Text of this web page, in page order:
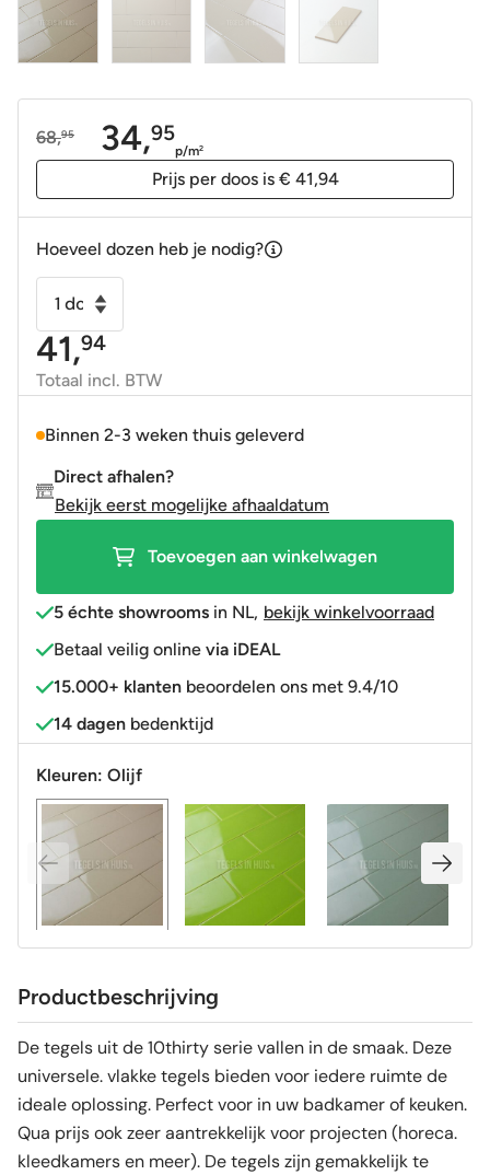
68,95
Oorspronkelijke
34,95
Huidige
p/m2
Prijs per doos is € 41,94
Hoeveel dozen heb je nodig?
10thirty
10x30
cm
olijf
glans
41,94
Totaal incl. BTW
Binnen 2-3 weken thuis geleverd
Direct afhalen?
Bekijk eerst mogelijke afhaaldatum
Toevoegen aan winkelwagen
5 échte showrooms in NL, bekijk winkelvoorraad
Betaal veilig online via iDEAL
15.000+ klanten beoordelen ons met 9.4/10
14 dagen bedenktijd
Kleuren: Olijf
Productbeschrijving
De tegels uit de 10thirty serie vallen in de smaak. Deze
universele. vlakke tegels bieden voor iedere ruimte de
ideale oplossing. Perfect voor in uw badkamer of keuken.
Qua prijs ook zeer aantrekkelijk voor projecten (horeca.
kleedkamers en meer). De tegels zijn gemakkelijk te